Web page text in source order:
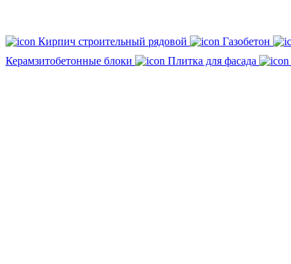
Кирпич строительный рядовой Газобетон
Керамзитобетонные блоки
Плитка для фасада